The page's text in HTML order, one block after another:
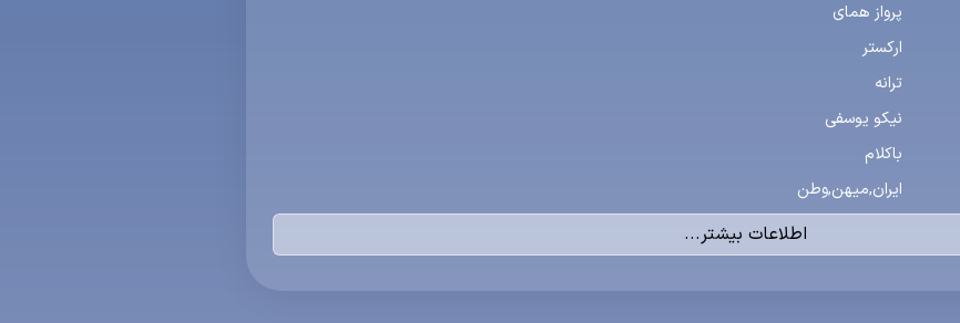
پرواز همای
ارکستر
ترانه
نیکو یوسفی
باکلام
ایران,میهن,وطن
اطلاعات بیشتر...